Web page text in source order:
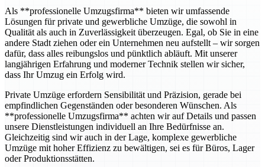
Als **professionelle Umzugsfirma** bieten wir umfassende
Lösungen für private und gewerbliche Umzüge, die sowohl in
Qualität als auch in Zuverlässigkeit überzeugen. Egal, ob Sie in eine
andere Stadt ziehen oder ein Unternehmen neu aufstellt – wir sorgen
dafür, dass alles reibungslos und pünktlich abläuft. Mit unserer
langjährigen Erfahrung und moderner Technik stellen wir sicher,
dass Ihr Umzug ein Erfolg wird.
Private Umzüge erfordern Sensibilität und Präzision, gerade bei
empfindlichen Gegenständen oder besonderen Wünschen. Als
**professionelle Umzugsfirma** achten wir auf Details und passen
unsere Dienstleistungen individuell an Ihre Bedürfnisse an.
Gleichzeitig sind wir auch in der Lage, komplexe gewerbliche
Umzüge mit hoher Effizienz zu bewältigen, sei es für Büros, Lager
oder Produktionsstätten.